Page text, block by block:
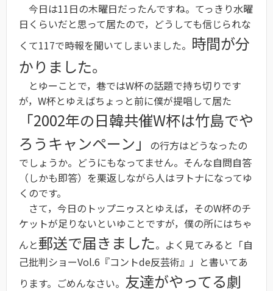
今日は11日の木曜日だったんですね。てっきり水曜
日くらいだと思って居たので，どうしても信じられな
くて117で時報を聞いてしまいました。 時間が分
かりました。
とゆーことで，巷ではW杯の話題で持ち切りです
が，W杯とゆえばちょっと前に僕が提唱して居た
「2002年の日韓共催W杯は竹島でや
ろうキャンペーン」
の行方はどうなったの
でしょうか。どうにもなってません。そんな自問自答
（しかも即答）を栗返しながら人はヲトナになってゆ
くのです。
さて，今日のトップニゥスとゆえば，そのW杯のチ
ケットが足りないといゆことですが，僕の所にはちゃ
んと郵送で届きました。よく見てみると「自
己批判ショーVol.6『コントde反芸術』」と書いてあ
ります。ごめんなさい。 友達がやってる劇